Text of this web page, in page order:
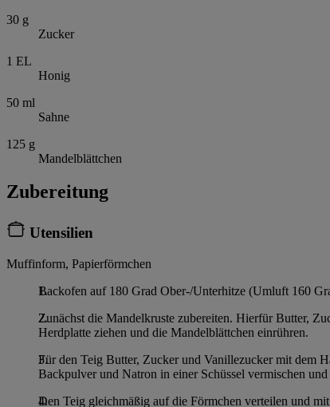
30 g
Zucker
1 EL
Honig
50 ml
Sahne
125 g
Mandelblättchen
Zubereitung
Utensilien
Muffinform, Papierförmchen
Backofen auf 180 Grad Ober-/Unterhitze (Umluft 160
Zunächst die Mandelkruste zubereiten. Hierfür Butter,
Herdplatte ziehen und die Mandelblättchen einrühren.
Für den Teig Butter, Zucker und Vanillezucker mit dem
Backpulver und Natron in einer Schüssel vermischen
Den Teig gleichmäßig auf die Förmchen verteilen und